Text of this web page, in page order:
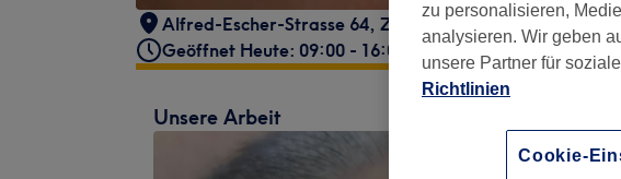
Alfred-Escher-Strasse 64, Zürich, 8002
Geöffnet Heute: 09:00 - 16:00
Unsere Arbeit
zu personalisieren,
analysieren. Wir geben
unsere Partner für
Richtlinien
Cookie-